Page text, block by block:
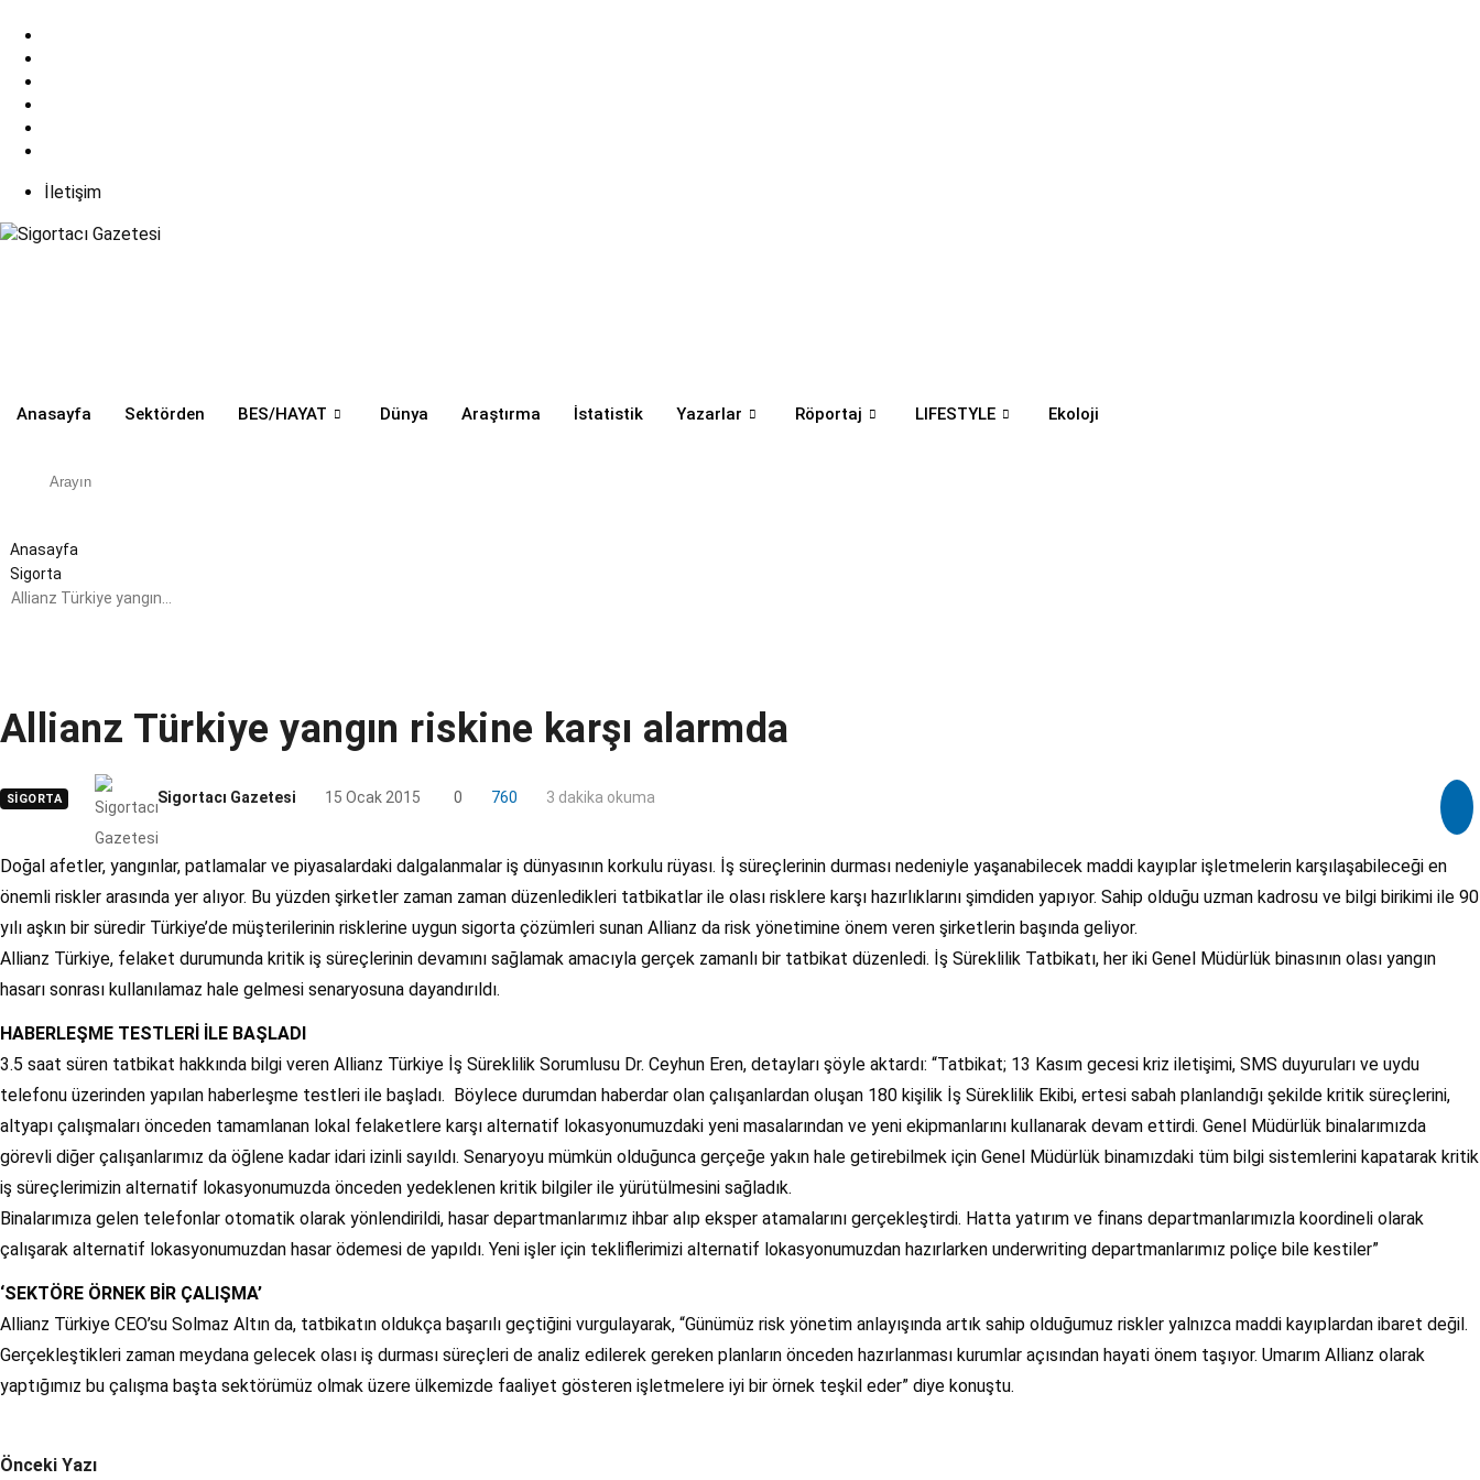
content
İletişim
Anasayfa Sektörden BES/HAYAT Dünya Araştırma İstatistik Yazarlar Röportaj LIFESTYLE Ekoloji
Anasayfa
Sigorta
Allianz Türkiye yangın…
Allianz Türkiye yangın riskine karşı alarmda
SIGORTA Sigortacı Gazetesi 15 Ocak 2015 0 760 3 dakika okuma
Doğal afetler, yangınlar, patlamalar ve piyasalardaki dalgalanmalar iş dünyasının korkulu rüyası. İş süreçlerinin durması nedeniyle yaşanabilecek maddi kayıplar işletmelerin karşılaşabileceği en
önemli riskler arasında yer alıyor. Bu yüzden şirketler zaman zaman düzenledikleri tatbikatlar ile olası risklere karşı hazırlıklarını şimdiden yapıyor. Sahip olduğu uzman kadrosu ve bilgi birikimi ile 90
yılı aşkın bir süredir Türkiye’de müşterilerinin risklerine uygun sigorta çözümleri sunan Allianz da risk yönetimine önem veren şirketlerin başında geliyor.
Allianz Türkiye, felaket durumunda kritik iş süreçlerinin devamını sağlamak amacıyla gerçek zamanlı bir tatbikat düzenledi. İş Süreklilik Tatbikatı, her iki Genel Müdürlük binasının olası yangın
hasarı sonrası kullanılamaz hale gelmesi senaryosuna dayandırıldı.
HABERLEŞME TESTLERİ İLE BAŞLADI
3.5 saat süren tatbikat hakkında bilgi veren Allianz Türkiye İş Süreklilik Sorumlusu Dr. Ceyhun Eren, detayları şöyle aktardı: “Tatbikat; 13 Kasım gecesi kriz iletişimi, SMS duyuruları ve uydu
telefonu üzerinden yapılan haberleşme testleri ile başladı. Böylece durumdan haberdar olan çalışanlardan oluşan 180 kişilik İş Süreklilik Ekibi, ertesi sabah planlandığı şekilde kritik süreçlerini,
altyapı çalışmaları önceden tamamlanan lokal felaketlere karşı alternatif lokasyonumuzdaki yeni masalarından ve yeni ekipmanlarını kullanarak devam ettirdi. Genel Müdürlük binalarımızda
görevli diğer çalışanlarımız da öğlene kadar idari izinli sayıldı. Senaryoyu mümkün olduğunca gerçeğe yakın hale getirebilmek için Genel Müdürlük binamızdaki tüm bilgi sistemlerini kapatarak kritik
iş süreçlerimizin alternatif lokasyonumuzda önceden yedeklenen kritik bilgiler ile yürütülmesini sağladık.
Binalarımıza gelen telefonlar otomatik olarak yönlendirildi, hasar departmanlarımız ihbar alıp eksper atamalarını gerçekleştirdi. Hatta yatırım ve finans departmanlarımızla koordineli olarak
çalışarak alternatif lokasyonumuzdan hasar ödemesi de yapıldı. Yeni işler için tekliflerimizi alternatif lokasyonumuzdan hazırlarken underwriting departmanlarımız poliçe bile kestiler”
‘SEKTÖRE ÖRNEK BİR ÇALIŞMA’
Allianz Türkiye CEO’su Solmaz Altın da, tatbikatın oldukça başarılı geçtiğini vurgulayarak, “Günümüz risk yönetim anlayışında artık sahip olduğumuz riskler yalnızca maddi kayıplardan ibaret değil.
Gerçekleştikleri zaman meydana gelecek olası iş durması süreçleri de analiz edilerek gereken planların önceden hazırlanması kurumlar açısından hayati önem taşıyor. Umarım Allianz olarak
yaptığımız bu çalışma başta sektörümüz olmak üzere ülkemizde faaliyet gösteren işletmelere iyi bir örnek teşkil eder” diye konuştu.
Önceki Yazı